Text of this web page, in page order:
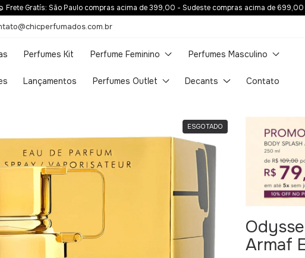
Frete Gratís: Centro Oeste compras acima de 2.000,00 - Norte e Nordeste compras
Perfumes Kit Perfume Feminino Perfumes Masculino
Lançamentos Perfumes Outlet Decants Contato
ESGOTADO
Armaf